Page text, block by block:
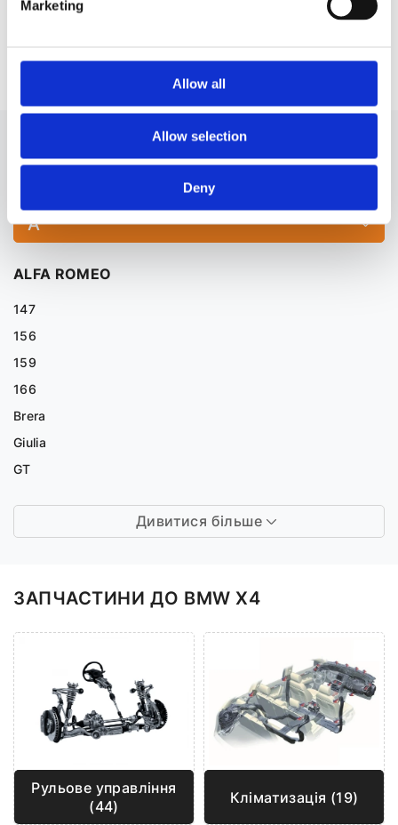
Marketing
Allow all
Allow selection
Deny
Z4
МАСЛО ТРАНСМІСІЙНЕ ДО BMW X4
ДЛЯ ІНШИХ АВТОМОБІЛІВ
A
ALFA ROMEO
147
156
159
166
Brera
Giulia
GT
Дивитися більше
ЗАПЧАСТИНИ ДО BMW X4
Рульове управління
(44)
Кліматизація (19)